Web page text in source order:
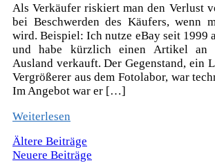
Als Verkäufer riskiert man den Verlust
bei Beschwerden des Käufers, wenn
wird. Beispiel: Ich nutze eBay seit 1999
und habe kürzlich einen Artikel an
Ausland verkauft. Der Gegenstand, ein
Vergrößerer aus dem Fotolabor, war
Im Angebot war er […]
Weiterlesen
Beitragsnavigation
Ältere Beiträge
Neuere Beiträge